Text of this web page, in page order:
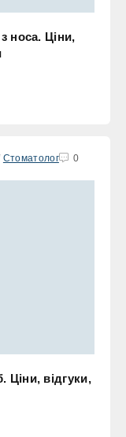
носа. Ціни,
Стоматолог 0
Ціни, відгуки,